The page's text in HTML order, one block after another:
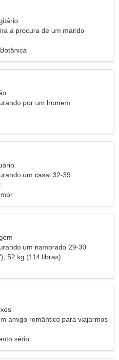
a procura de um marido
por um homem
um casal 32-39
um namorado 29-30
52 kg (114 libras)
amigo romântico para viajarmos
sério